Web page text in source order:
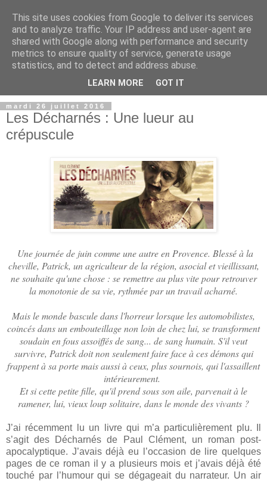
mardi 26 juillet 2016
Les Décharnés : Une lueur au
crépuscule
Une journée de juin comme une autre en Provence. Blessé à la
cheville, Patrick, un agriculteur de la région, asocial et vieillissant,
ne souhaite qu'une chose : se remettre au plus vite pour retrouver
la monotonie de sa vie, rythmée par un travail acharné.
Mais le monde bascule dans l'horreur lorsque les automobilistes,
coincés dans un embouteillage non loin de chez lui, se transforment
soudain en fous assoiffés de sang... de sang humain. S'il veut
survivre, Patrick doit non seulement faire face à ces démons qui
frappent à sa porte mais aussi à ceux, plus sournois, qui l'assaillent
intérieurement.
Et si cette petite fille, qu'il prend sous son aile, parvenait à le
ramener, lui, vieux loup solitaire, dans le monde des vivants ?
J’ai récemment lu un livre qui m’a particulièrement plu. Il
s’agit des Décharnés de Paul Clément, un roman post-
apocalyptique. J’avais déjà eu l’occasion de lire quelques
pages de ce roman il y a plusieurs mois et j’avais déjà été
touché par l’humour qui se dégageait du narrateur. Un air
This site uses cookies from Google to deliver its services
and to analyze traffic. Your IP address and user-agent are
shared with Google along with performance and security
metrics to ensure quality of service, generate usage
statistics, and to detect and address abuse.
LEARN MORE GOT IT